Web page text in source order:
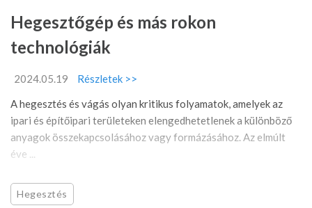
Hegesztőgép és más rokon
technológiák
2024.05.19
Részletek >>
A hegesztés és vágás olyan kritikus folyamatok, amelyek az
ipari és építőipari területeken elengedhetetlenek a különböző
anyagok összekapcsolásához vagy formázásához. Az elmúlt
éve ...
Hegesztés